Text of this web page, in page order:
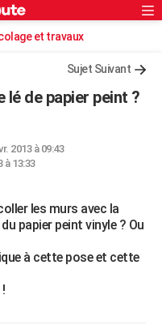
Rechercher
et travaux
Sujet Suivant
lé de papier peint ?
2013 à 09:43
à 13:33
les murs avec la
papier peint vinyle ? Ou
à cette pose et cette